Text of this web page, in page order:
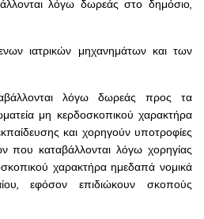
λόγω δωρεάς στο δημόσιο,
ιατρικών μηχανημάτων και των
λόγω δωρεάς προς τα
μη κερδοσκοπικού χαρακτήρα
και χορηγούν υποτροφίες
καταβάλλονται λόγω χορηγίας
χαρακτήρα ημεδαπά νομικά
εφόσον επιδιώκουν σκοπούς